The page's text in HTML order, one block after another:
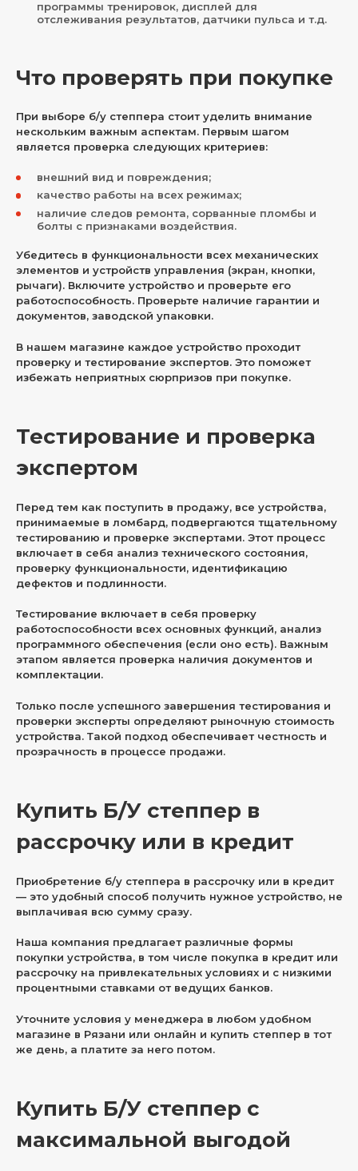
программы тренировок, дисплей для
отслеживания результатов, датчики пульса и т.д.
Что проверять при покупке
При выборе б/у степпера стоит уделить внимание
нескольким важным аспектам. Первым шагом
является проверка следующих критериев:
внешний вид и повреждения;
качество работы на всех режимах;
наличие следов ремонта, сорванные пломбы и
болты с признаками воздействия.
Убедитесь в функциональности всех механических
элементов и устройств управления (экран, кнопки,
рычаги). Включите устройство и проверьте его
работоспособность. Проверьте наличие гарантии и
документов, заводской упаковки.
В нашем магазине каждое устройство проходит
проверку и тестирование экспертов. Это поможет
избежать неприятных сюрпризов при покупке.
Тестирование и проверка
экспертом
Перед тем как поступить в продажу, все устройства,
принимаемые в ломбард, подвергаются тщательному
тестированию и проверке экспертами. Этот процесс
включает в себя анализ технического состояния,
проверку функциональности, идентификацию
дефектов и подлинности.
Тестирование включает в себя проверку
работоспособности всех основных функций, анализ
программного обеспечения (если оно есть). Важным
этапом является проверка наличия документов и
комплектации.
Только после успешного завершения тестирования и
проверки эксперты определяют рыночную стоимость
устройства. Такой подход обеспечивает честность и
прозрачность в процессе продажи.
Купить Б/У степпер в
рассрочку или в кредит
Приобретение б/у степпера в рассрочку или в кредит
— это удобный способ получить нужное устройство, не
выплачивая всю сумму сразу.
Наша компания предлагает различные формы
покупки устройства, в том числе покупка в кредит или
рассрочку на привлекательных условиях и с низкими
процентными ставками от ведущих банков.
Уточните условия у менеджера в любом удобном
магазине в Рязани или онлайн и купить степпер в тот
же день, а платите за него потом.
Купить Б/У степпер с
максимальной выгодой